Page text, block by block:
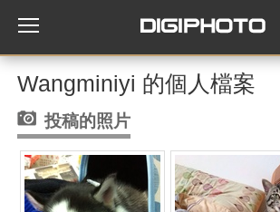
Wangminiyi 的個人檔案
投稿的照片